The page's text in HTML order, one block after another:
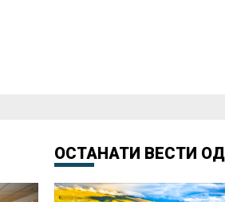
ОСТАНАТИ ВЕСТИ ОД